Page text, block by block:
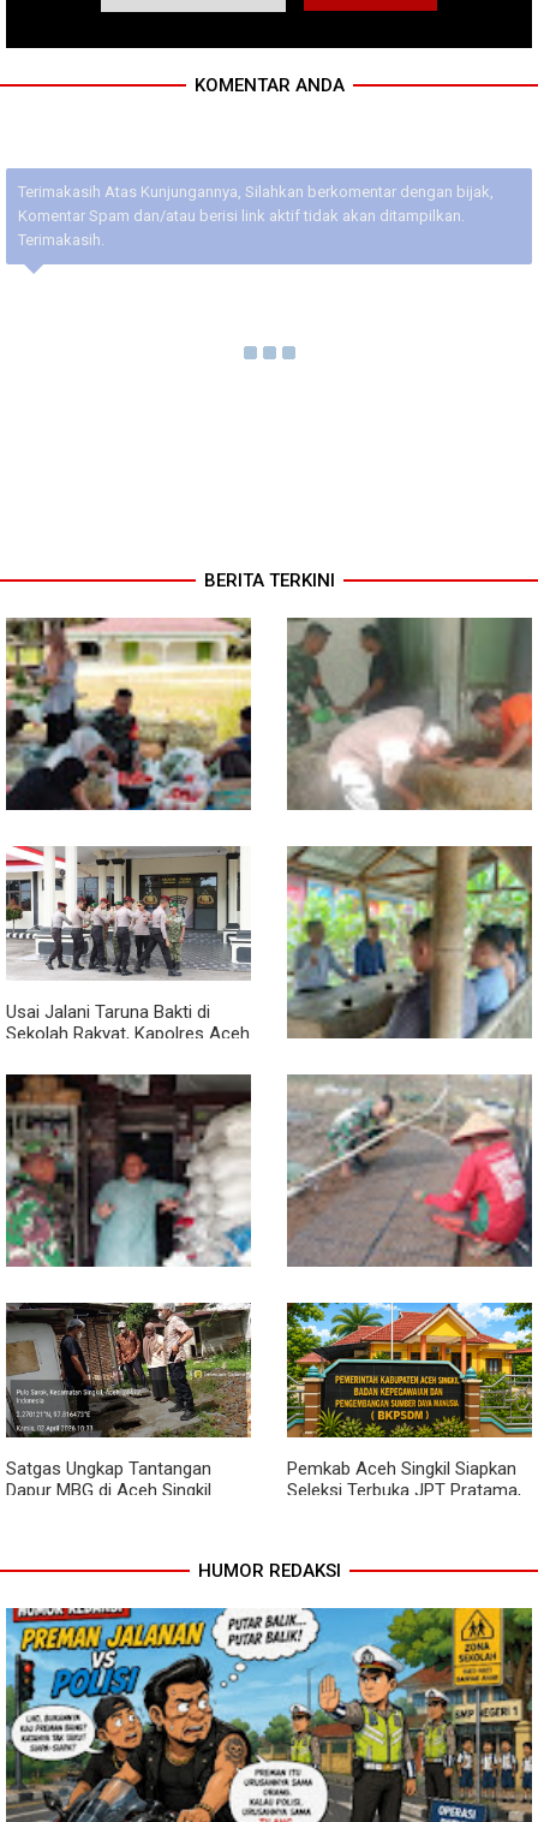
KOMENTAR ANDA
Terimakasih Atas Kunjungannya, Silahkan berkomentar dengan bijak,
Komentar Spam dan/atau berisi link aktif tidak akan ditampilkan.
Terimakasih.
BERITA TERKINI
Babinsa Turun ke Pasar, Harga
dan Ketersediaan Sembako
Dipantau
Semangat Gotong Royong,
Babinsa dan Warga Bersihkan
Penampungan Air Masjid
Usai Jalani Taruna Bakti di
Sekolah Rakyat, Kapolres Aceh
Perwira Polri
Sambil Ngopi, Plh. Pasiter
Kodim 0118/Subulussalam
Beri Motivasi Pemuda Calon
Peserta Seleksi Komcad
Lewat Komsos, Babinsa
Rundeng Pantau Stok dan
Harga Pupuk
Dari Bibit Jadi Harapan,
Babinsa Dampingi Warga
Kembangkan Semangka
Satgas Ungkap Tantangan
Dapur MBG di Aceh Singkil
Pemkab Aceh Singkil Siapkan
Seleksi Terbuka JPT Pratama,
HUMOR REDAKSI